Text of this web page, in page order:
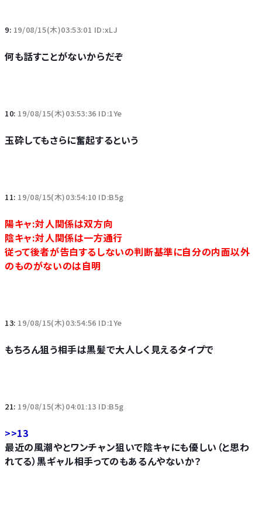
9: 19/08/15(木)03:53:01 ID:xLJ
何も話すことがないからだぞ
10: 19/08/15(木)03:53:36 ID:1Ye
玉砕してもさらに奮起するという
11: 19/08/15(木)03:54:10 ID:B5g
陽キャ:対人関係は双方向
陰キャ:対人関係は一方通行
従って後者が告白するしないの判断基準に自分の内面以外
のものがないのは自明
13: 19/08/15(木)03:54:56 ID:1Ye
もちろん狙う相手は黒髪で大人しく見えるタイプで
21: 19/08/15(木)04:01:13 ID:B5g
>>13
最近の風潮やとワンチャン狙いで陰キャにも優しい（と思わ
れてる）黒ギャル相手ってのもあるんやないか？